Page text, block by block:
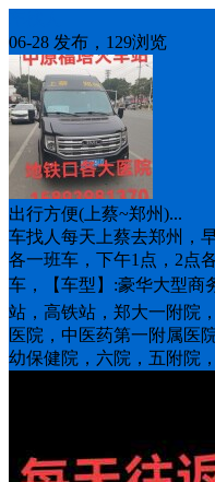
06-28 发布，129浏览
出行方便(上蔡~郑州)...
车找人每天上蔡去郑州，
各一班车，下午1点，2点
车，【车型】:豪华大型
站，高铁站，郑大一附院
医院，中医药第一附属医
幼保健院，六院，五附院